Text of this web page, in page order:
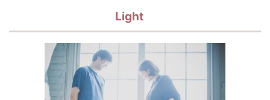
Light